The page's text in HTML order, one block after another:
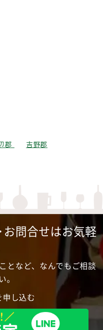
郡 吉野郡
問合せはお気軽
となど、なんでもご相談
。
し込む